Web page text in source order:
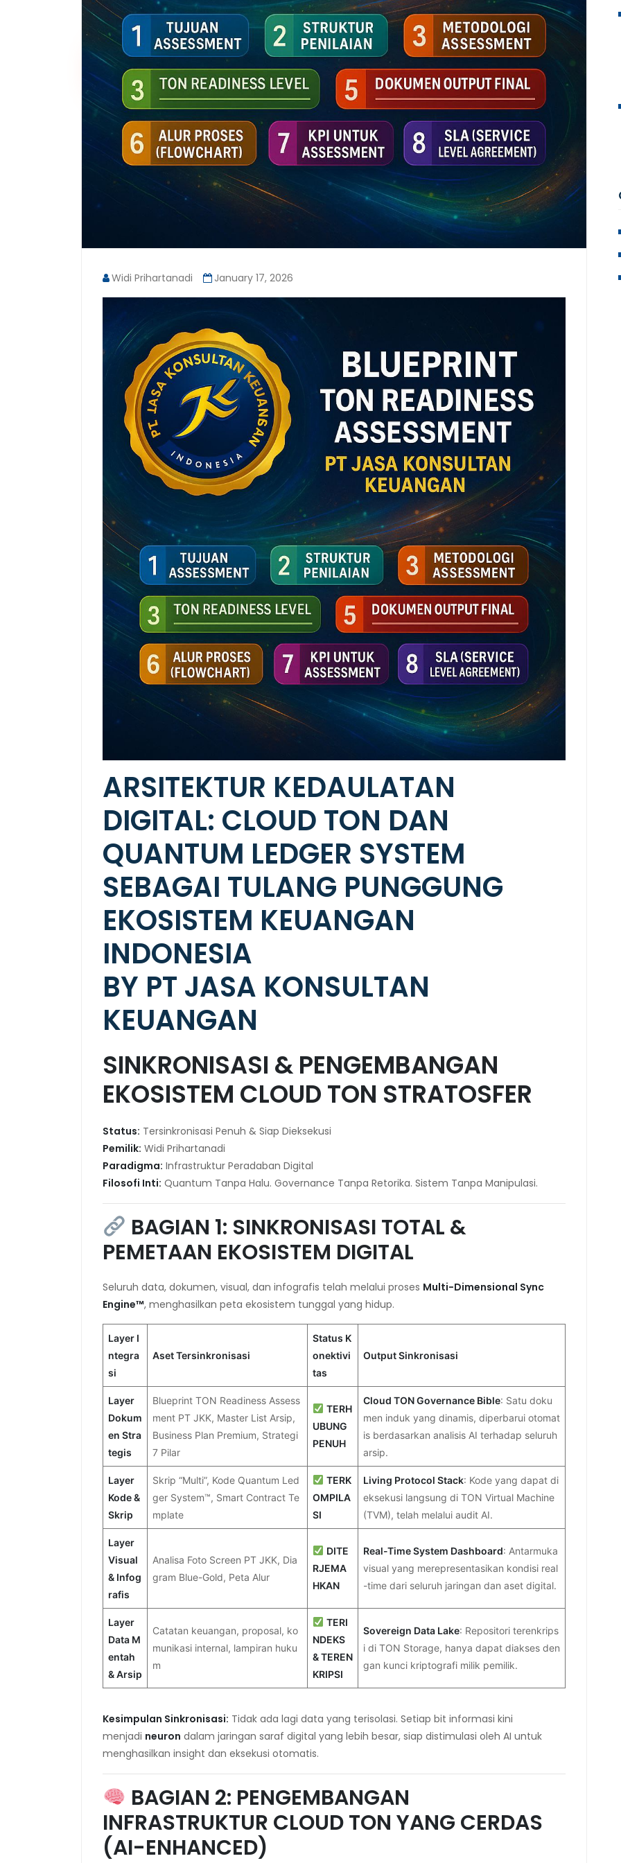
Widi Prihartanadi January 17, 2026
ARSITEKTUR KEDAULATAN
DIGITAL: CLOUD TON DAN
QUANTUM LEDGER SYSTEM
SEBAGAI TULANG PUNGGUNG
EKOSISTEM KEUANGAN
INDONESIA
BY PT JASA KONSULTAN
KEUANGAN
SINKRONISASI & PENGEMBANGAN
EKOSISTEM CLOUD TON STRATOSFER
Status: Tersinkronisasi Penuh & Siap Dieksekusi
Pemilik: Widi Prihartanadi
Paradigma: Infrastruktur Peradaban Digital
Filosofi Inti: Quantum Tanpa Halu. Governance Tanpa Retorika. Sistem Tanpa Manipulasi.
BAGIAN 1: SINKRONISASI TOTAL &
PEMETAAN EKOSISTEM DIGITAL
Seluruh data, dokumen, visual, dan infografis telah melalui proses Multi-Dimensional Sync
Engine™, menghasilkan peta ekosistem tunggal yang hidup.
Layer I
ntegra
si
Aset Tersinkronisasi
Status K
onektivi
tas
Output Sinkronisasi
Layer
Dokum
en Stra
tegis
Blueprint TON Readiness Assess
ment PT JKK, Master List Arsip,
Business Plan Premium, Strategi
7 Pilar
TERH
UBUNG
PENUH
Cloud TON Governance Bible: Satu doku
men induk yang dinamis, diperbarui otomat
is berdasarkan analisis AI terhadap seluruh
arsip.
Layer
Kode &
Skrip
Skrip “Multi”, Kode Quantum Led
ger System™, Smart Contract Te
mplate
TERK
OMPILA
SI
Living Protocol Stack: Kode yang dapat di
eksekusi langsung di TON Virtual Machine
(TVM), telah melalui audit AI.
Layer
Visual
& Infog
rafis
Analisa Foto Screen PT JKK, Dia
gram Blue-Gold, Peta Alur
DITE
RJEMA
HKAN
Real-Time System Dashboard: Antarmuka
visual yang merepresentasikan kondisi real
-time dari seluruh jaringan dan aset digital.
Layer
Data M
entah
& Arsip
Catatan keuangan, proposal, ko
munikasi internal, lampiran huku
m
TERI
NDEKS
& TEREN
KRIPSI
Sovereign Data Lake: Repositori terenkrips
i di TON Storage, hanya dapat diakses den
gan kunci kriptografi milik pemilik.
Kesimpulan Sinkronisasi: Tidak ada lagi data yang terisolasi. Setiap bit informasi kini
menjadi neuron dalam jaringan saraf digital yang lebih besar, siap distimulasi oleh AI untuk
menghasilkan insight dan eksekusi otomatis.
BAGIAN 2: PENGEMBANGAN
INFRASTRUKTUR CLOUD TON YANG CERDAS
(AI-ENHANCED)